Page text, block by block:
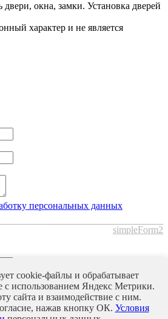
окна, замки. Установка дверей
характер и не является
персональных данных
simpleForm2
cookie-файлы и обрабатывает
с использованием Яндекс Метрики.
сайта и взаимодействие с ним.
нажав кнопку ОК. Условия